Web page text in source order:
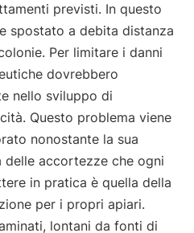
previsti. In questo
spostato a debita distanza
Per limitare i danni
dovrebbero
nello sviluppo di
Questo problema viene
nonostante la sua
delle accortezze che ogni
in pratica è quella della
per i propri apiari.
lontani da fonti di